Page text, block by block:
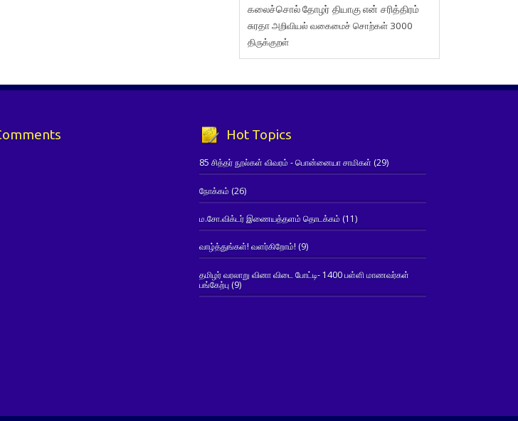
கலைச்சொல்தோழர் தியாகுஎன் சரித்திரம்
சுரதாஅறிவியல் வகைமைச் சொற்கள் 3000
திருக்குறள்
Hot Topics
85 சித்தர் நூல்கள் விவரம் - பொன்னையா சாமிகள் (29)
நோக்கம் (26)
ம.சோ.விக்டர் இணையத்தளம் தொடக்கம் (11)
வாழ்த்துங்கள்! வளர்கிறோம்! (9)
தமிழர் வரலாறு வினா விடை போட்டி- 1400 பள்ளி மாணவர்கள்
பங்கேற்பு(9)